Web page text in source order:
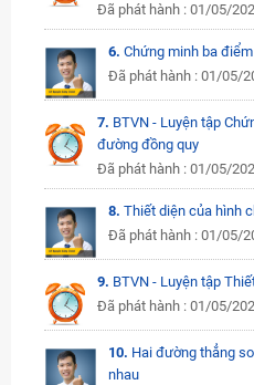
Đã phát hành : 01/05/
6. Chứng minh ba
Đã phát hành : 01/05/
7. BTVN - Luyện tập
đường đồng quy
Đã phát hành : 01/05/
8. Thiết diện của hình
Đã phát hành : 01/05/
9. BTVN - Luyện tập
Đã phát hành : 01/05/
10. Hai đường thẳng
nhau